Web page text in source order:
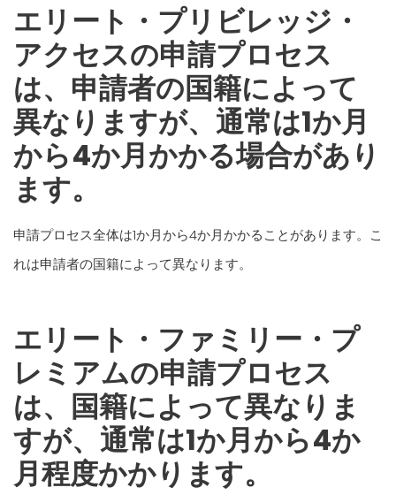
エリート・プリビレッジ・
アクセスの申請プロセス
は、申請者の国籍によって
異なりますが、通常は1か月
から4か月かかる場合があり
ます。
申請プロセス全体は1か月から4か月かかることがあります。こ
れは申請者の国籍によって異なります。
エリート・ファミリー・プ
レミアムの申請プロセス
は、国籍によって異なりま
すが、通常は1か月から4か
月程度かかります。